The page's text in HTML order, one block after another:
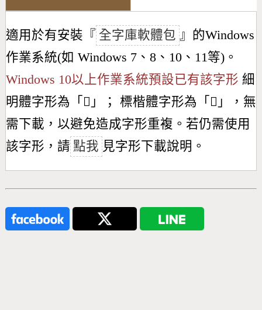
適用於有安裝『 全字庫軟體包 』的Windows
作業系統(如 Windows 7、8、10、11等)。
Windows 10以上作業系統預設已有該字形 細
明體字形為「 𣜳 」； 標楷體字形為「 𣜳 」，無
需下載，以避免造成字形重複。若仍需使用
該字形，請 點我 見字形下載說明。